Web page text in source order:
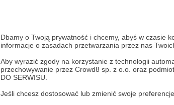
Dbamy o Twoją prywatność i chcemy, abyś w czasie
informacje o zasadach przetwarzania przez nas
Aby wyrazić zgody na korzystanie z technologii
przechowywanie przez Crowd8 sp. z o.o. oraz
DO SERWISU.
Jeśli chcesz dostosować lub zmienić swoje
Aby